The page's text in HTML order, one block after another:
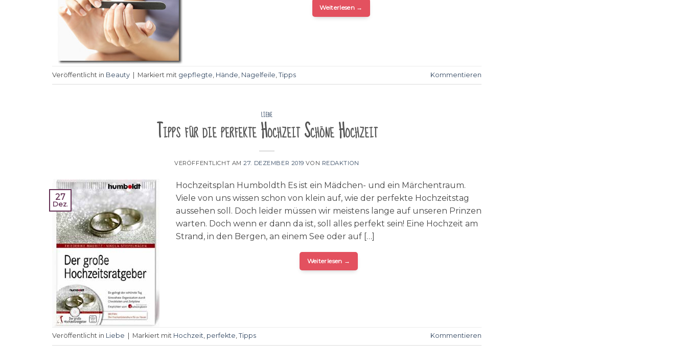
Weiterlesen →
Veröffentlicht in Beauty Markiert mit gepflegte Hände Nagelfeile Tipps Kommentieren
LIEBE
Tipps für die perfekte Hochzeit Schöne Hochzeit
VERÖFFENTLICHT AM27. DEZEMBER 2019 VON REDAKTION
27
Dez.
Hochzeitsplan Humboldth Es ist ein Mädchen- und ein Märchentraum.
Viele von uns wissen schon von klein auf, wie der perfekte Hochzeitstag
aussehen soll. Doch leider müssen wir meistens lange auf unseren Prinzen
warten. Doch wenn er dann da ist, soll alles perfekt sein! Eine Hochzeit am
Strand, in den Bergen, an einem See oder auf […]
Weiterlesen →
Veröffentlicht in Liebe Markiert mit Hochzeit, perfekte, Tipps Kommentieren